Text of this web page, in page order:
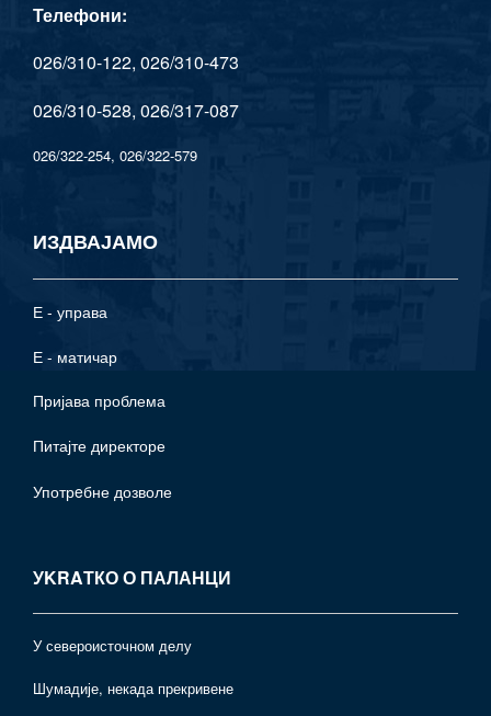
Телефони:
026/310-122, 026/310-473
026/310-528, 026/317-087
026/322-254, 026/322-579
ИЗДВАЈАМО
Е - управа
Е - матичар
Пријава проблема
Питајте директоре
Употрeбне дозволе
УKRAТКО О ПАЛАНЦИ
У североисточном делу
Шумадије, некада прекривене